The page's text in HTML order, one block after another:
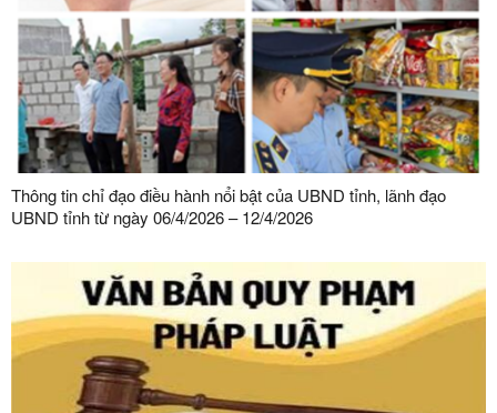
Thông tin chỉ đạo điều hành nổi bật của UBND tỉnh, lãnh đạo
UBND tỉnh từ ngày 06/4/2026 – 12/4/2026